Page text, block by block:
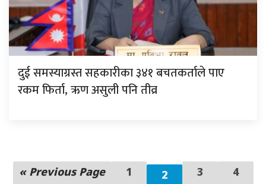
दुई समस्याग्रस्त सहकारीका ३४१ बचतकर्ताले पाए
रकम फिर्ता, ऋण असुली पनि तीव्र
« Previous Page 1 2 3 4